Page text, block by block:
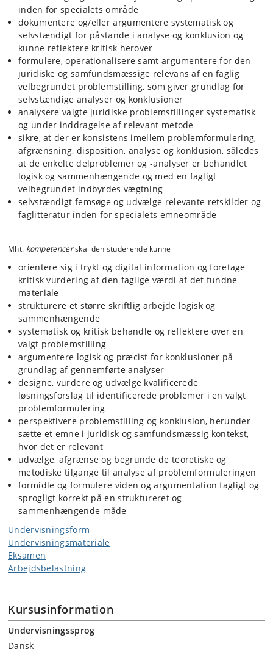
inden for specialets område
dokumentere og/eller argumentere systematisk og
selvstændigt for påstande i analyse og konklusion og
kunne reflektere kritisk herover
formulere, operationalisere samt argumentere for den
juridiske og samfundsmæssige relevans af en faglig
velbegrundet problemstilling, som giver grundlag for
selvstændige analyser og konklusioner
analysere valgte juridiske problemstillinger systematisk
og under inddragelse af relevant metode
sikre, at der er konsistens imellem problemformulering,
afgrænsning, disposition, analyse og konklusion, således
at de enkelte delproblemer og -analyser er behandlet
logisk og sammenhængende og med en fagligt
velbegrundet indbyrdes vægtning
selvstændigt femsøge og udvælge relevante retskilder og
faglitteratur inden for specialets emneområde
Mht. kompetencerskal den studerende kunne
orientere sig i trykt og digital information og foretage
kritisk vurdering af den faglige værdi af det fundne
materiale
strukturere et større skriftlig arbejde logisk og
sammenhængende
systematisk og kritisk behandle og reflektere over en
valgt problemstilling
argumentere logisk og præcist for konklusioner på
grundlag af gennemførte analyser
designe, vurdere og udvælge kvalificerede
løsningsforslag til identificerede problemer i en valgt
problemformulering
perspektivere problemstilling og konklusion, herunder
sætte et emne i juridisk og samfundsmæssig kontekst,
hvor det er relevant
udvælge, afgrænse og begrunde de teoretiske og
metodiske tilgange til analyse af problemformuleringen
formidle og formulere viden og argumentation fagligt og
sprogligt korrekt på en struktureret og
sammenhængende måde
Undervisningsform
Undervisningsmateriale
Eksamen
Arbejdsbelastning
Kursusinformation
Undervisningssprog
Dansk